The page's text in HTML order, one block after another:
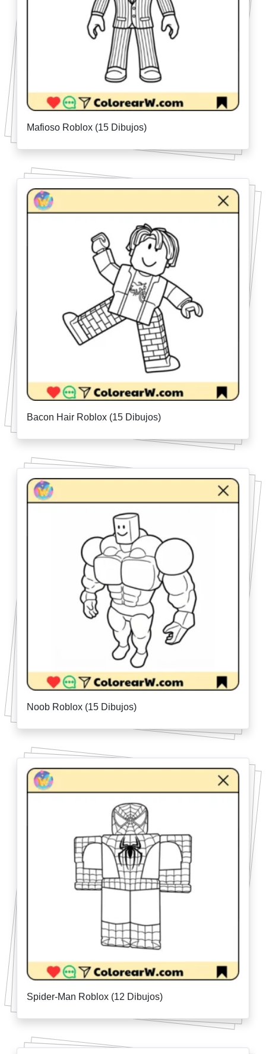
Mafioso Roblox (15 Dibujos)
Bacon Hair Roblox (15 Dibujos)
Noob Roblox (15 Dibujos)
Spider-Man Roblox (12 Dibujos)